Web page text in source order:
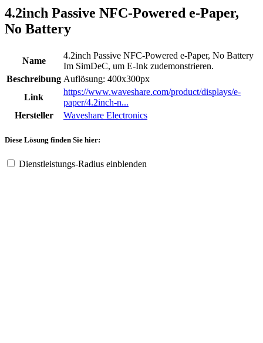
4.2inch Passive NFC-Powered e-Paper,
No Battery
Name
4.2inch Passive NFC-Powered e-Paper, No Battery
Im SimDeC, um E-Ink zudemonstrieren.
Beschreibung Auflösung: 400x300px
Link
https://www.waveshare.com/product/displays/e-
paper/4.2inch-n...
Hersteller
Waveshare Electronics
Diese Lösung finden Sie hier:
Dienstleistungs-Radius einblenden